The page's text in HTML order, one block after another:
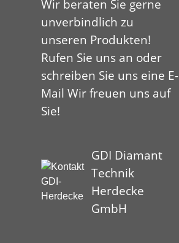
Wir beraten Sie gerne
unverbindlich zu
unseren Produkten!
Rufen Sie uns an oder
schreiben Sie uns eine E-
Mail Wir freuen uns auf
Sie!
GDI Diamant
Technik
Herdecke
GmbH